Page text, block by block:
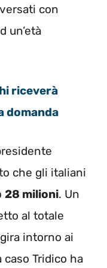
con
un’età
riceverà
domanda
che gli italiani
28 milioni. Un
al totale
intorno ai
Tridico ha